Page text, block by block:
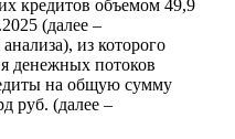
кредитов объемом 49,9
(далее –
из которого
денежных потоков
на общую сумму
руб. (далее –